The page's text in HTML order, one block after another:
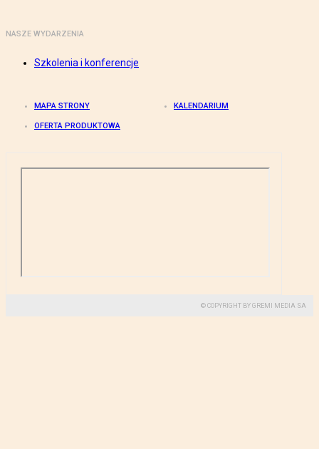
NASZE WYDARZENIA
Szkolenia i konferencje
MAPA STRONY KALENDARIUM
OFERTA PRODUKTOWA
© COPYRIGHT BY GREMI MEDIA SA